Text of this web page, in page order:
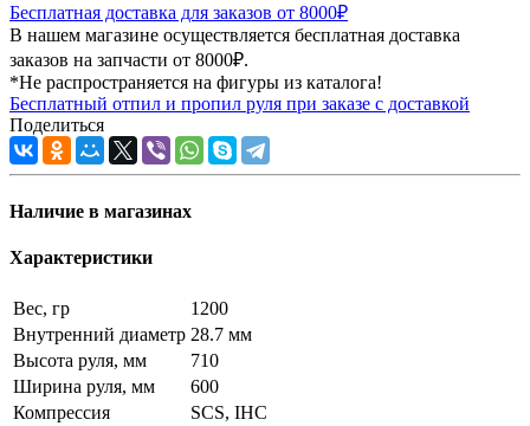
Бесплатная доставка для заказов от 8000₽
В нашем магазине осуществляется бесплатная доставка
заказов на запчасти от 8000₽.
*Не распространяется на фигуры из каталога!
Бесплатный отпил и пропил руля при заказе с доставкой
Поделиться
Наличие в магазинах
Характеристики
Вес, гр
1200
Внутренний диаметр 28.7 мм
Высота руля, мм
710
Ширина руля, мм
600
Компрессия
SCS, IHC